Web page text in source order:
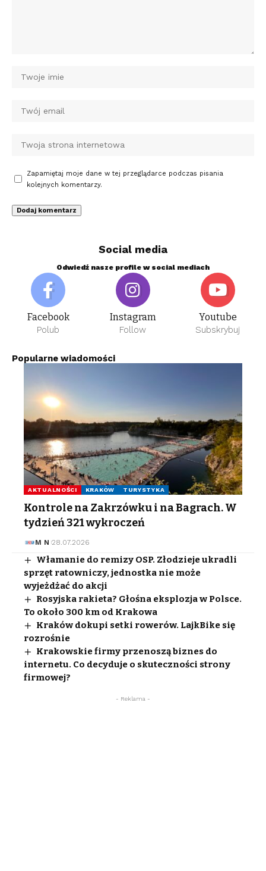
Zapamiętaj moje dane w tej przeglądarce podczas pisania
kolejnych komentarzy.
Social media
Odwiedź nasze profile w social mediach
Facebook
Polub
Instagram
Follow
Youtube
Subskrybuj
Popularne wiadomości
AKTUALNOŚCI KRAKÓW TURYSTYKA
Kontrole na Zakrzówku i na Bagrach. W
tydzień 321 wykroczeń
M N 28.07.2026
Włamanie do remizy OSP. Złodzieje ukradli
sprzęt ratowniczy, jednostka nie może
wyjeżdżać do akcji
Rosyjska rakieta? Głośna eksplozja w Polsce.
To około 300 km od Krakowa
Kraków dokupi setki rowerów. LajkBike się
rozrośnie
Krakowskie firmy przenoszą biznes do
internetu. Co decyduje o skuteczności strony
firmowej?
- Reklama -